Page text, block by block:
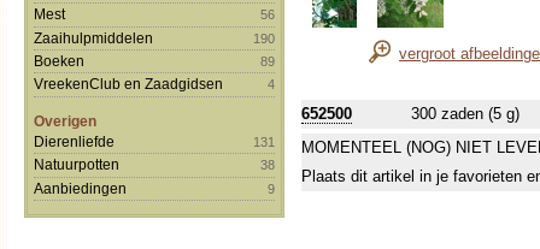
Mest 56
Zaaihulpmiddelen 190
Boeken 89
VreekenClub en Zaadgidsen 4
Overigen
Dierenliefde
131
Natuurpotten 38
Aanbiedingen 9
vergroot
652500
300 zaden (5 g)
MOMENTEEL (NOG) NIET
Plaats dit artikel in je favorieten